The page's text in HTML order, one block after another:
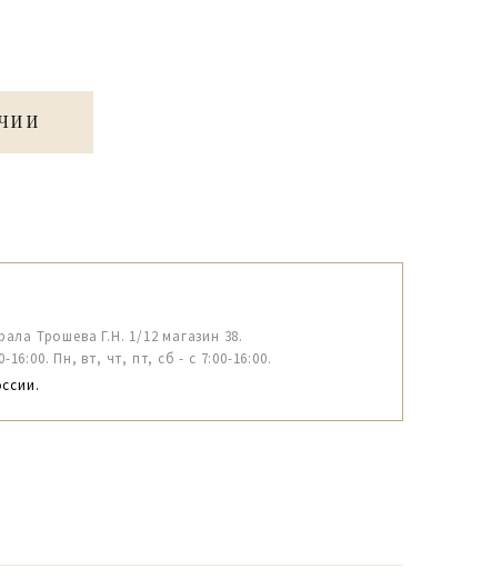
Трошева Г.Н. 1/12 магазин 38.
16:00. Пн, вт, чт, пт, сб - с 7:00-16:00.